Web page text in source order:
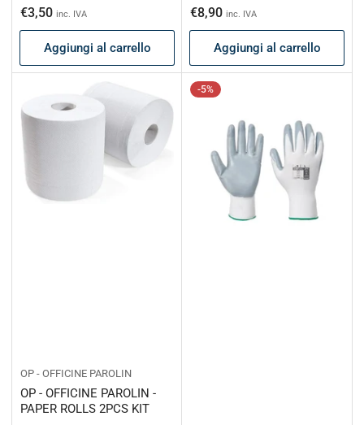
di
listino
scontato
€3,50 inc. IVA
Aggiungi al carrello
di
listino
scontato
€8,90 inc. IVA
Aggiungi al carrello
OP - OFFICINE PAROLIN
OP - OFFICINE PAROLIN -
PAPER ROLLS 2PCS KIT
-5%